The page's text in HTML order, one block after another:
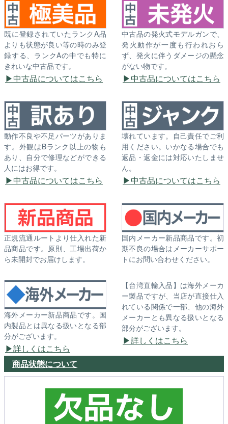
既に登録されていたランクA品
よりも状態が良い等の時のみ登
録する、ランクAの中でも特に
きれいな中古品です。
中古品についてはこちら
中古品の発火式モデルガンで、
発火動作が一度も行われおら
ず、発火に伴うダメージの懸念
がない物です。
中古品についてはこちら
動作不良や不足パーツがありま
す。外観はBランク以上の物も
あり、自分で修理などができる
人にはお得です。
中古品についてはこちら
壊れています。自己責任でご利
用ください。いかなる場合でも
返品・返金には対応いたしませ
ん。
中古品についてはこちら
正規流通ルートより仕入れた新
品商品です。原則、工場出荷か
ら未開封でお届けします。
国内メーカー新品商品です。初
期不良の場合はメーカーサポー
トにお問い合わせください。
海外メーカー新品商品です。国
内製品とは異なる扱いとなる部
分がございます。
詳しくはこちら
【台湾直輸入品】は海外メーカ
ー製品ですが、当店が直接仕入
れている関係で一部、他の海外
メーカーとも異なる扱いとなる
部分がございます。
詳しくはこちら
商品状態について